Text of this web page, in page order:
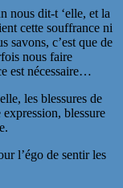
nous dit-t ‘elle, et la
cette souffrance ni
savons, c’est que de
nous faire
est nécessaire…
les blessures de
blessure
l’égo de sentir les